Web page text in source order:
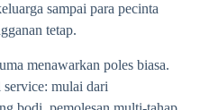
sampai para pecinta
tetap.
menawarkan poles biasa.
mulai dari